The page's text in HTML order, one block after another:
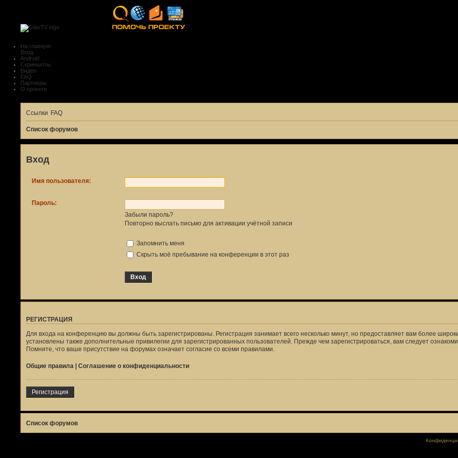
На главную
Вход
Android
Скриншоты
Видео
FAQ
Партнёры
О проекте
Ссылки FAQ
Список форумов
Вход
Имя пользователя:
Пароль:
Забыли пароль?
Повторно выслать письмо для активации учётной записи
Запомнить меня
Скрыть моё пребывание на конференции в этот раз
РЕГИСТРАЦИЯ
Для входа на конференцию вы должны быть зарегистрированы. Регистрация занимает всего несколько минут, но предоставляет вам более
установлены также дополнительные привилегии для зарегистрированных пользователей. Прежде чем зарегистрироваться, вам следует
Помните, что ваше присутствие на форумах означает согласие со всеми правилами.
Общие правила Соглашение о конфиденциальности
Регистрация
Список форумов